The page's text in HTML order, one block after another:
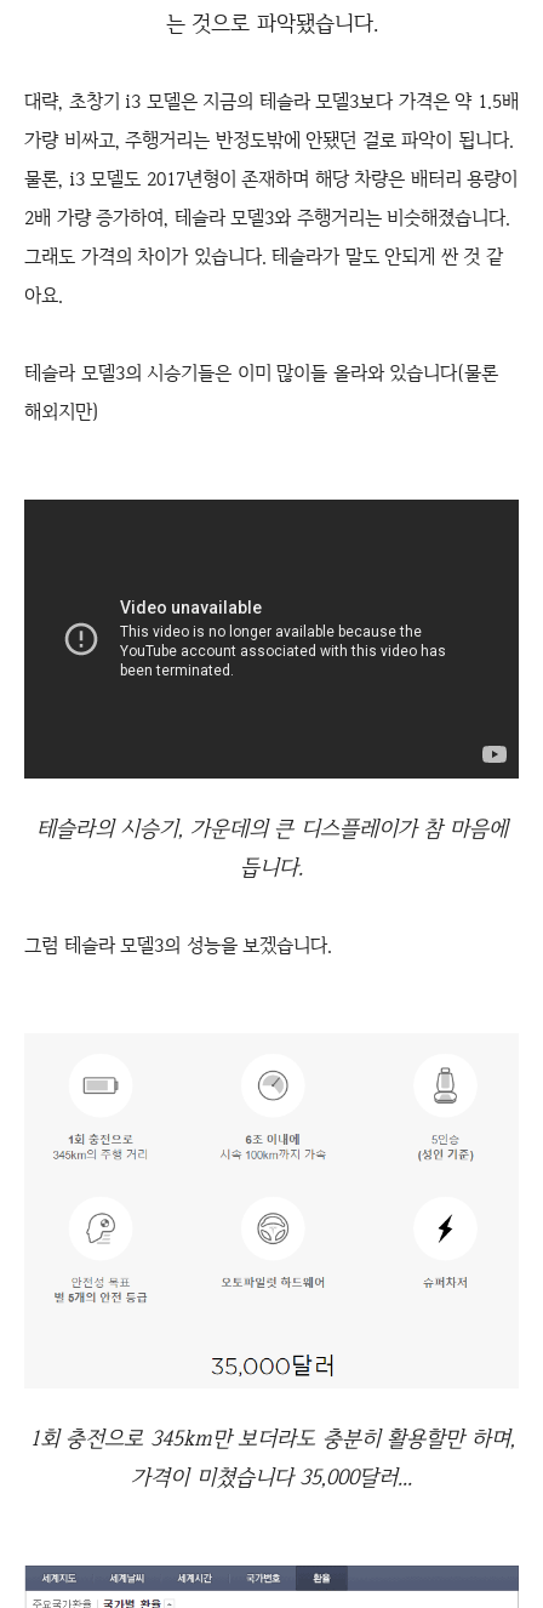
는 것으로 파악됐습니다.
대략, 초창기 i3 모델은 지금의 테슬라 모델3보다 가격은 약 1.5배
가량 비싸고, 주행거리는 반정도밖에 안됐던 걸로 파악이 됩니다.
물론, i3 모델도 2017년형이 존재하며 해당 차량은 배터리 용량이
2배 가량 증가하여, 테슬라 모델3와 주행거리는 비슷해졌습니다.
그래도 가격의 차이가 있습니다. 테슬라가 말도 안되게 싼 것 같
아요.
테슬라 모델3의 시승기들은 이미 많이들 올라와 있습니다(물론
해외지만)
테슬라의 시승기, 가운데의 큰 디스플레이가 참 마음에
듭니다.
그럼 테슬라 모델3의 성능을 보겠습니다.
1회 충전으로 345km만 보더라도 충분히 활용할만 하며,
가격이 미쳤습니다 35,000달러...